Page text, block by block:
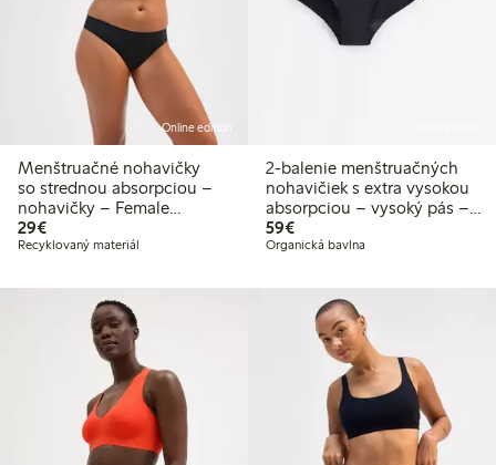
Online edition
Menštruačné nohavičky
so strednou absorpciou –
nohavičky – Female
Engineering
29€29,00 €
Recyklovaný materiál
2-balenie menštruačných
nohavičiek s extra vysokou
absorpciou – vysoký pás –
Female Engineering
59€59,00 €
Organická bavlna